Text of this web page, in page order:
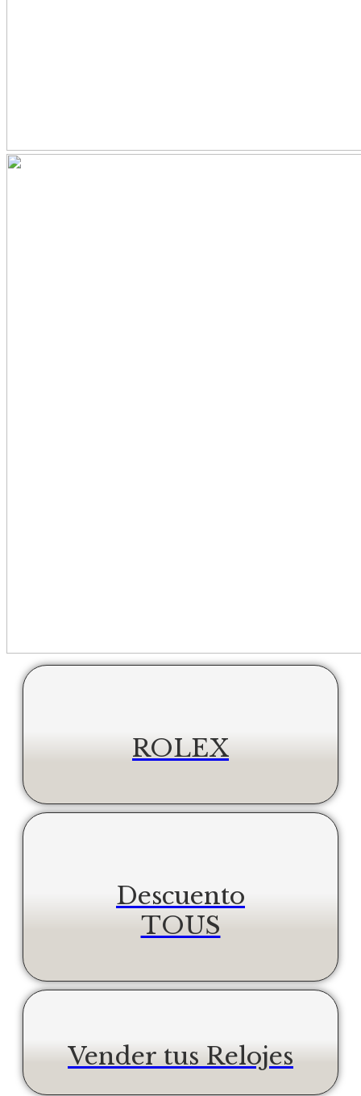
ROLEX
Descuento
TOUS
Vender tus Relojes